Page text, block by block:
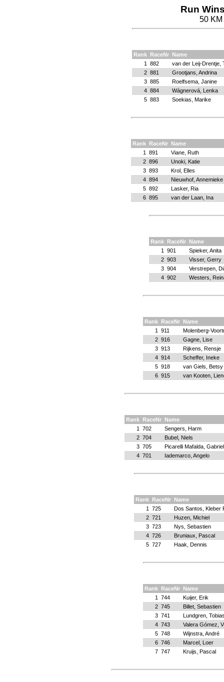
Run
50
Rank RaceNr Name
1
882
van der Leij-Drentje,
2 881
Grootjans, Andrina
3 885
Roelfsema, Janine
4 884
Wágnerová, Lenka
5 883 Soekias, Marike
Rank RaceNr
Name
1
891
Viane, Ruth
2 896
Unoki, Katie
3 893
Krol, Elles
4 894
Nieuwhof, Annemieke
5 892
Lasker, Ria
6 895 van der Laan, Ina
Rank RaceNr
Name
1
901
Spieker, Anita
2 903
Visser, Gerry
3 904
Verstrepen,
4 902 Westers,
Rank RaceNr Name
1
911
Molenberg-
2 916
Gagne, Lise
3 913
Rijkens, Rensje
4 914
Scheffer, Ineke
5 918
van Giels, Betsy
6 915 van Kooten,
Rank RaceNr Name
1
702
Sengers, Harm
2 704
Bubel, Niels
3 705
Picarelli Mafalda, Gabriel
4 701 Iademarco, Angelo
Rank RaceNr Name
1
725
Dos Santos, Kleber
2 721
Huzen, Michiel
3 723
Nys, Sebastien
4 726
Bruniaux, Pascal
5 727 Haak, Dennis
Rank RaceNr
Name
1
744
Kuijer, Erik
2 745
Billet, Sebastien
3 741
Lundgren,
4 743
Valera Gómez,
5 748
Wijnstra, André
6 746
Marcel, Loer
7 747 Kruijs, Pascal